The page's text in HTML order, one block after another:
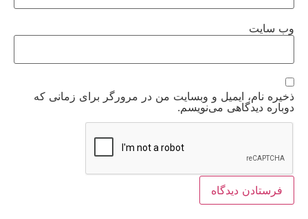
وب‌ سایت
ذخیره نام، ایمیل و وبسایت من در مرورگر برای زمانی که
دوباره دیدگاهی می‌نویسم.